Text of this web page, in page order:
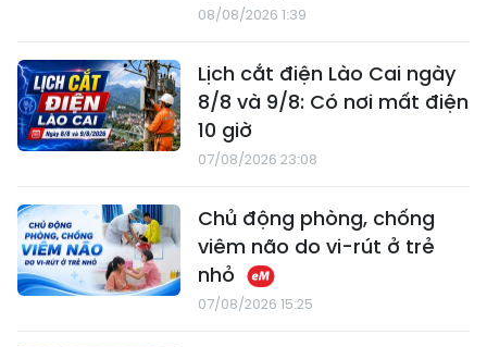
08/08/2026 1:39
Lịch cắt điện Lào Cai ngày
8/8 và 9/8: Có nơi mất điện
10 giờ
07/08/2026 23:08
Chủ động phòng, chống
viêm não do vi-rút ở trẻ
nhỏ
07/08/2026 15:25